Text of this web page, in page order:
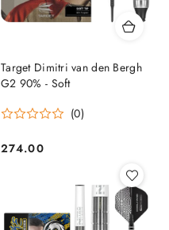
Target Dimitri van den Bergh
G2 90% - Soft
(0)
Cena:
274.00